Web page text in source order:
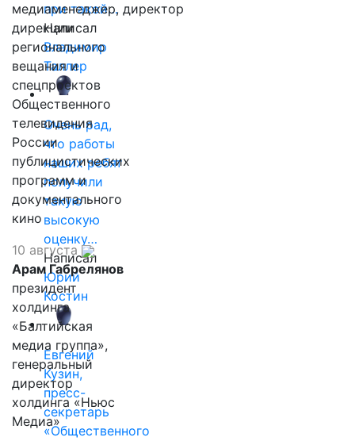
при такой…
Написал
Владимир
Таллер
Очень рад,
что работы
наших ребят
получили
такую
высокую
оценку…
Написал
Юрий
Костин
Евгений
Кузин,
пресс-
секретарь
«Общественного
медиаменеджер, директор
дирекции
регионального
вещания и
спецпроектов
Общественного
телевидения
России
публицистических
программ и
документального
кино
10 августа
Арам Габрелянов
президент
холдинга
«Балтийская
медиа группа»,
генеральный
директор
холдинга «Ньюс
Медиа»